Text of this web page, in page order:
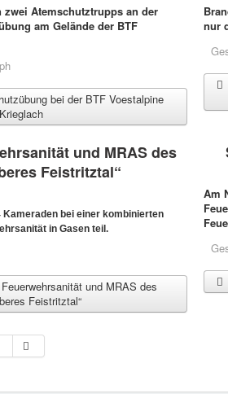
zwei Atemschutztrupps an der
am Gelände der BTF
bei der BTF Voestalpine
nur
und MRAS des
Feistritztal“
Kameraden bei einer kombinierten
in Gasen teil.
und MRAS des
Feistritztal“
Am